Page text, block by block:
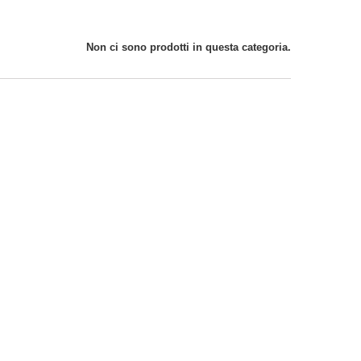
Non ci sono prodotti in questa categoria.